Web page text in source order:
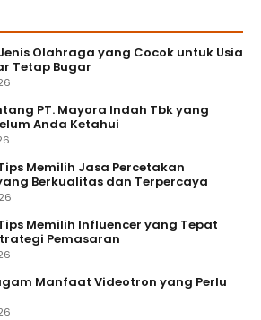
Olahraga yang Cocok untuk Usia
Tetap Bugar
PT. Mayora Indah Tbk yang
Anda Ketahui
Memilih Jasa Percetakan
Berkualitas dan Terpercaya
Memilih Influencer yang Tepat
Pemasaran
Manfaat Videotron yang Perlu